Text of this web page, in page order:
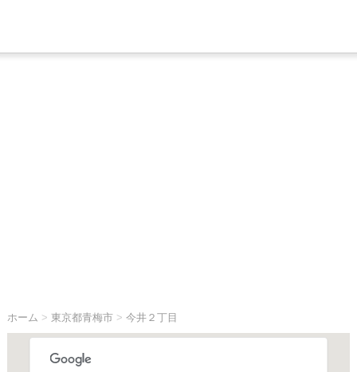
ホーム > 東京都青梅市> 今井２丁目